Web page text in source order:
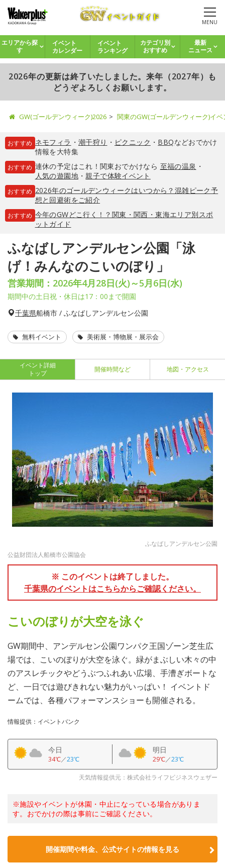
MENU
エリアから探
す
イベント
カレンダー
イベント
ランキング
カテゴリ別
おすすめ
最新
ニュース
2026年の更新は終了いたしました。来年（2027年）も
どうぞよろしくお願いします。
GW(ゴールデンウィーク)2026 関東のGW(ゴールデンウィーク)イ
おすすめ ネモフィラ ・ 潮干狩り ・ ピクニック ・ BBQなどおでかけ
情報を大特集
おすすめ 連休の予定はこれ！関東おでかけなら 至福の温泉 ・
人気の遊園地・親子で体験イベント
おすすめ 2026年のゴールデンウィークはいつから？混雑ピーク予
想と回避術をご紹介
おすすめ 今年のGWどこ行く！？関東・関西・東海エリア別スポ
ットガイド
ふなばしアンデルセン公園「泳
げ！みんなのこいのぼり」
営業期間：2026年4月28日(火)～5月6日(水)
期間中の土日祝・休日は17：00まで開園
千葉県船橋市 / ふなばしアンデルセン公園
無料イベント 美術展・博物展・展示会
イベント詳細
トップ
開催時間など 地図・アクセス
ふなばしアンデルセン公園
公益財団法人船橋市公園協会
※ このイベントは終了しました。
千葉県のイベントはこちらからご確認ください。
こいのぼりが大空を泳ぐ
GW期間中、アンデルセン公園ワンパク王国ゾーン芝生広
場では、こいのぼりが大空を泳ぐ。緑がまぶしい木々の中
のアスレチックやどうぶつふれあい広場、手漕ぎボートな
ど、一日では遊びきれない魅力がいっぱい！ イベントド
ームでは、各種パフォーマンスショーも開催される。
情報提供：イベントバンク
今日
34℃／23℃
明日
29℃／23℃
天気情報提供元：株式会社ライフビジネスウェザー
※施設やイベントが休園・中止になっている場合がありま
す。おでかけの際は事前にご確認ください。
開催期間や料金、公式サイトの情報を見る